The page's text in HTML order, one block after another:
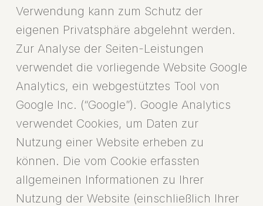
Verwendung kann zum Schutz der
eigenen Privatsphäre abgelehnt werden.
Zur Analyse der Seiten-Leistungen
verwendet die vorliegende Website Google
Analytics, ein webgestütztes Tool von
Google Inc. (“Google”). Google Analytics
verwendet Cookies, um Daten zur
Nutzung einer Website erheben zu
können. Die vom Cookie erfassten
allgemeinen Informationen zu Ihrer
Nutzung der Website (einschließlich Ihrer